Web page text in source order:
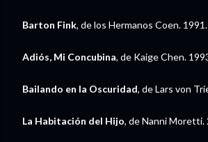
Barton Fink, de los Hermanos Coen. 1991.
Adiós, Mi Concubina, de Kaige Chen.
Bailando en la Oscuridad, de Lars von
La Habitación del Hijo, de Nanni Moretti.